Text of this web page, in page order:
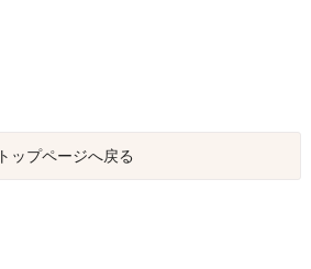
トップページへ戻る